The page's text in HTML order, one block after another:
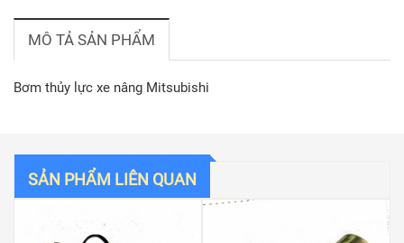
MÔ TẢ SẢN PHẨM
Bơm thủy lực xe nâng Mitsubishi
SẢN PHẨM LIÊN QUAN